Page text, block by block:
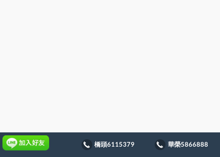
橋頭6115379 華榮5866888